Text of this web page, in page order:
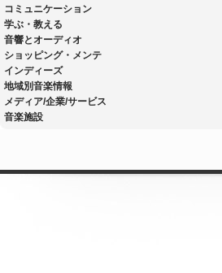
コミュニケーション
学ぶ・教える
音響とオーディオ
ショッピング・メンテ
インディーズ
地域別音楽情報
メディア/企業/サービス
音楽施設